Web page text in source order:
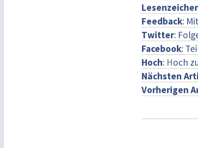
Feedback:
Twitter:
Facebook:
Hoch: Hoch
Nächsten
Vorherigen